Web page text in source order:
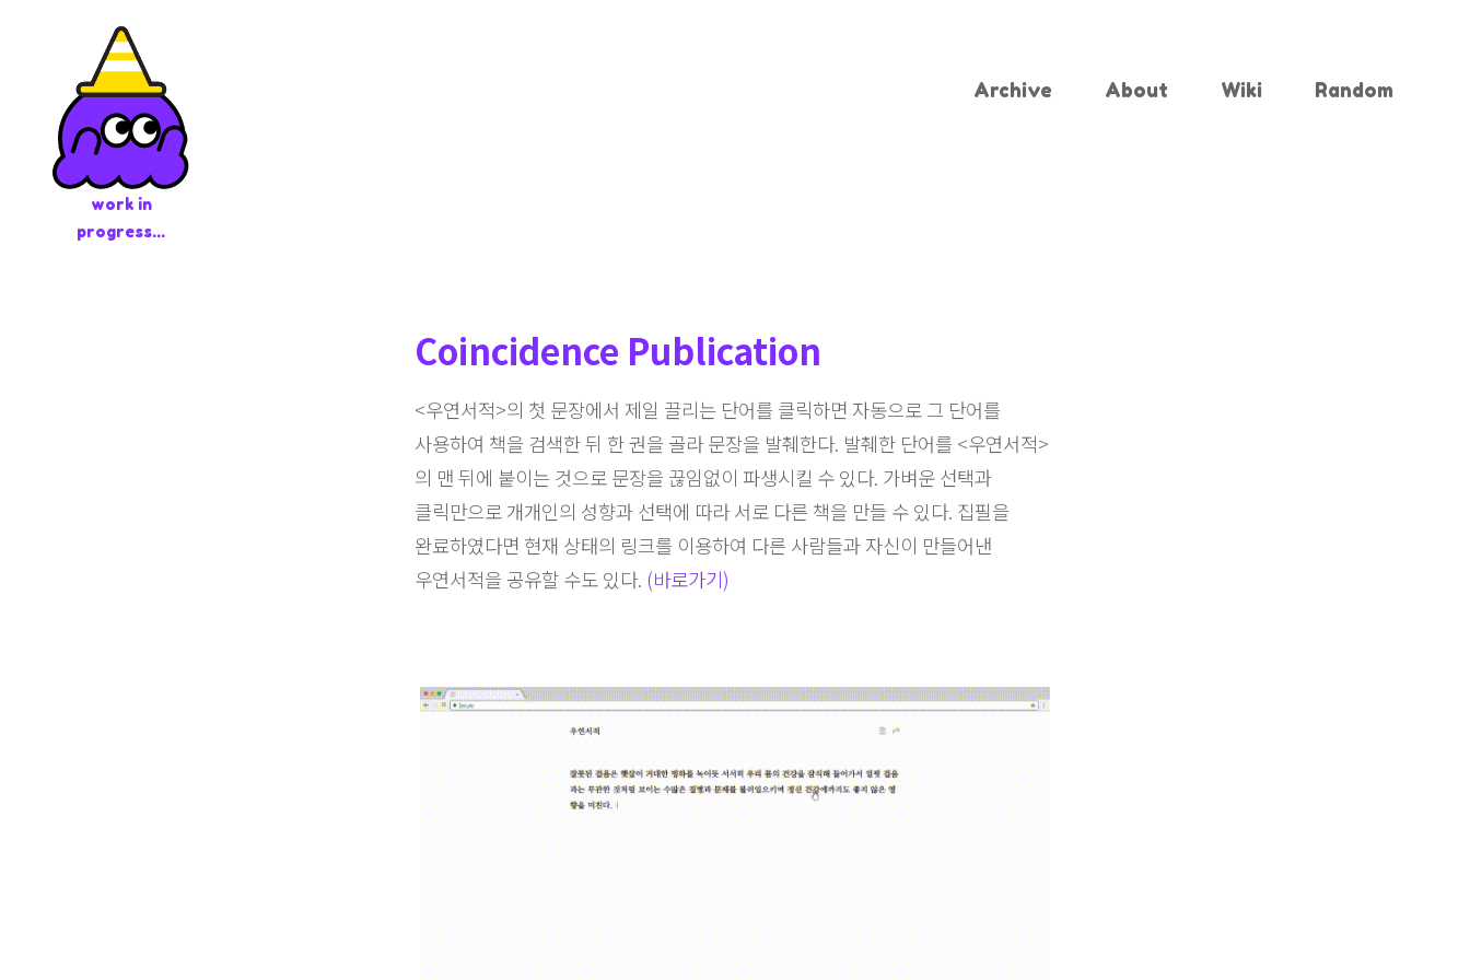
work in
progress...
Archive About Wiki Random
Coincidence Publication
<우연서적>의 첫 문장에서 제일 끌리는 단어를 클릭하면 자동으로 그 단어를
사용하여 책을 검색한 뒤 한 권을 골라 문장을 발췌한다. 발췌한 단어를 <우연서적>
의 맨 뒤에 붙이는 것으로 문장을 끊임없이 파생시킬 수 있다. 가벼운 선택과
클릭만으로 개개인의 성향과 선택에 따라 서로 다른 책을 만들 수 있다. 집필을
완료하였다면 현재 상태의 링크를 이용하여 다른 사람들과 자신이 만들어낸
우연서적을 공유할 수도 있다. (바로가기)